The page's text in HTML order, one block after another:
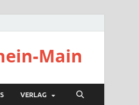
Main
VERLAG